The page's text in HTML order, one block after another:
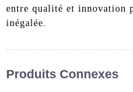
entre qualité et innovation
inégalée.
Produits Connexes